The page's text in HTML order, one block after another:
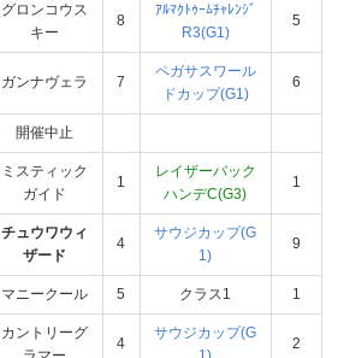
グロンコウス
キー
8
ｱﾙﾏｸﾄｩｰﾑﾁｬﾚﾝｼﾞ
R3(G1)
5
ガンナヴェラ 7
ペガサスワール
ドカップ(G1)
6
開催中止
ミスティック
ガイド
1
レイザーバック
ハンデC(G3)
1
チュウワウィ
ザード
4
サウジカップ(G
1)
9
マニークール 5 クラス1 1
カントリーグ
4
サウジカップ(G
2